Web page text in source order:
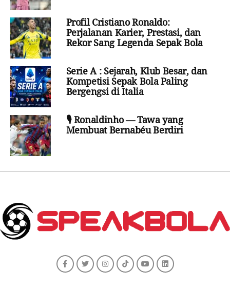
Profil Cristiano Ronaldo:
Perjalanan Karier, Prestasi, dan
Rekor Sang Legenda Sepak Bola
Serie A : Sejarah, Klub Besar, dan
Kompetisi Sepak Bola Paling
Bergengsi di Italia
🎙️ Ronaldinho — Tawa yang
Membuat Bernabéu Berdiri